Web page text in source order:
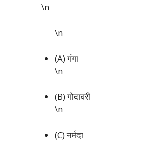
\n
\n
(A) गंगा
\n
(B) गोदावरी
\n
(C) नर्मदा